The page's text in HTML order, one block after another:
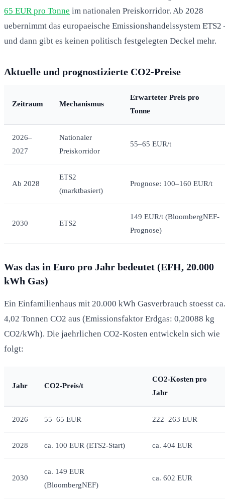
65 EUR pro Tonne im nationalen Preiskorridor. Ab 2028
uebernimmt das europaeische Emissionshandelssystem ETS2
und dann gibt es keinen politisch festgelegten Deckel mehr.
Aktuelle und prognostizierte CO2-Preise
Zeitraum Mechanismus
Erwarteter Preis pro
Tonne
2026–
2027
Nationaler
Preiskorridor
55–65 EUR/t
Ab 2028
ETS2
(marktbasiert)
Prognose: 100–160 EUR/t
2030 ETS2
149 EUR/t (BloombergNEF-
Prognose)
Was das in Euro pro Jahr bedeutet (EFH, 20.000
kWh Gas)
Ein Einfamilienhaus mit 20.000 kWh Gasverbrauch stoesst ca.
4,02 Tonnen CO2 aus (Emissionsfaktor Erdgas: 0,20088 kg
CO2/kWh). Die jaehrlichen CO2-Kosten entwickeln sich wie
folgt:
Jahr CO2-Preis/t
CO2-Kosten pro
Jahr
2026 55–65 EUR 222–263 EUR
2028 ca. 100 EUR (ETS2-Start) ca. 404 EUR
2030
ca. 149 EUR
(BloombergNEF)
ca. 602 EUR